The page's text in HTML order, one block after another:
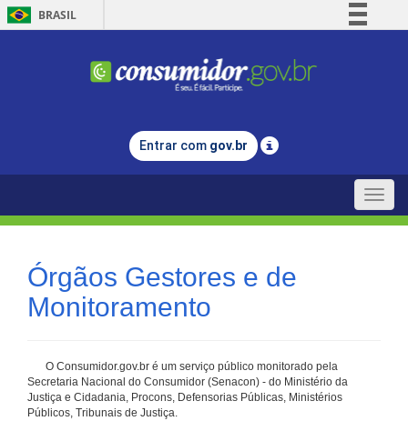
BRASIL
Comunica BR
Legislação
Entrar com gov.br
Toggle
Órgãos Gestores e de
Monitoramento
O Consumidor.gov.br é um serviço público monitorado pela
Secretaria Nacional do Consumidor (Senacon) - do Ministério da
Justiça e Cidadania, Procons, Defensorias Públicas, Ministérios
Públicos, Tribunais de Justiça.